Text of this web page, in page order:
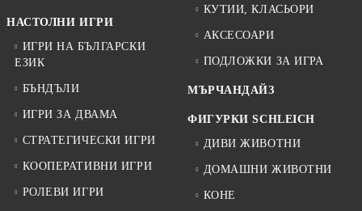
НАСТОЛНИ ИГРИ
ИГРИ НА БЪЛГАРСКИ
ЕЗИК
БЪНДЪЛИ
ИГРИ ЗА ДВАМА
СТРАТЕГИЧЕСКИ ИГРИ
КООПЕРАТИВНИ ИГРИ
РОЛЕВИ ИГРИ
КУТИИ, КЛАСЬОРИ
АКСЕСОАРИ
ПОДЛОЖКИ ЗА ИГРА
МЪРЧАНДАЙЗ
ФИГУРКИ SCHLEICH
ДИВИ ЖИВОТНИ
ДОМАШНИ ЖИВОТНИ
КОНЕ